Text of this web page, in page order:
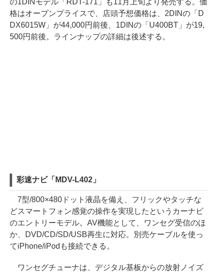
の1DINモデル「RDT-171」も11月上旬より発売する。価
格はオープンプライスで、店頭予想価格は、2DINの「D
DX6015W」が44,000円前後、1DINの「U400BT」が19,
500円前後。ラインナップの詳細は後述する。
彩速ナビ「MDV-L402」
7型/800×480ドット液晶を備え、フリックやタッチな
どスマートフォン感覚の操作を実現したというカーナビ
のエントリーモデル。AV機能として、ワンセグ受信のほ
か、DVD/CD/SD/USB再生に対応。別売ケーブルを使っ
てiPhone/iPodも接続できる。
ワンセグチューナは、デジタル基板からの放射ノイズ